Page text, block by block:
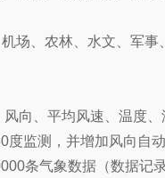
场、农林、水文、军
向、平均风速、温度
监测，并增加风向自
条气象数据（数据记